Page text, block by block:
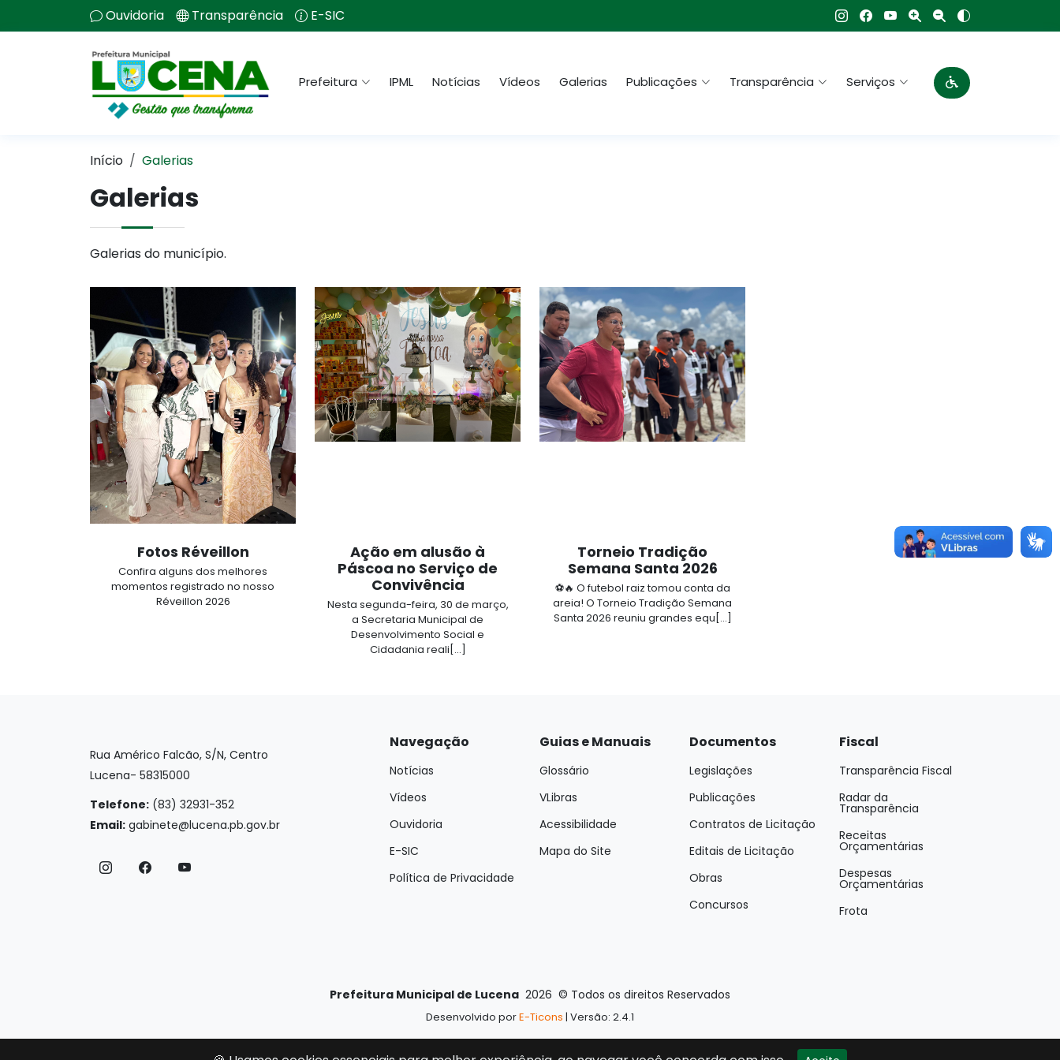
Ouvidoria Transparência E-SIC
Prefeitura IPML Notícias Vídeos Galerias Publicações Transparência Serviços
Início Galerias
Galerias
Galerias do município.
Fotos Réveillon
Confira alguns dos melhores
momentos registrado no nosso
Réveillon 2026
Ação em alusão à
Páscoa no Serviço de
Convivência
Nesta segunda-feira, 30 de março,
a Secretaria Municipal de
Desenvolvimento Social e
Cidadania reali[...]
Torneio Tradição
Semana Santa 2026
⚽🔥 O futebol raiz tomou conta da
areia! O Torneio Tradição Semana
Santa 2026 reuniu grandes equ[...]
Rua Américo Falcão, S/N, Centro
Lucena- 58315000
Telefone: (83) 32931-352
Email: gabinete@lucena.pb.gov.br
Navegação
Notícias
Vídeos
Ouvidoria
E-SIC
Política de Privacidade
Guias e Manuais
Glossário
VLibras
Acessibilidade
Mapa do Site
Documentos
Legislações
Publicações
Contratos de Licitação
Editais de Licitação
Obras
Concursos
Fiscal
Transparência Fiscal
Radar da
Transparência
Receitas
Orçamentárias
Despesas
Orçamentárias
Frota
Prefeitura Municipal de Lucena 2026 © Todos os direitos Reservados
Desenvolvido porE-Ticons | Versão: 2.4.1